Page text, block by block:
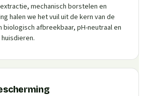
mechanisch borstelen en
halen we het vuil uit de kern van de
afbreekbaar, pH-neutraal en